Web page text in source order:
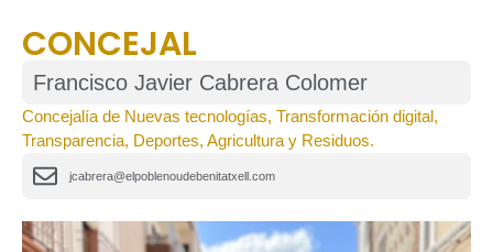
CONCEJAL
Francisco Javier Cabrera Colomer
Concejalía de Nuevas tecnologías, Transformación digital,
Transparencia, Deportes, Agricultura y Residuos.
jcabrera@elpoblenoudebenitatxell.com